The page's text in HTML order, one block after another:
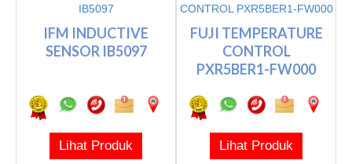
IFM INDUCTIVE
SENSOR IB5097
Lihat Produk
FUJI TEMPERATURE
CONTROL
PXR5BER1-FW000
Lihat Produk